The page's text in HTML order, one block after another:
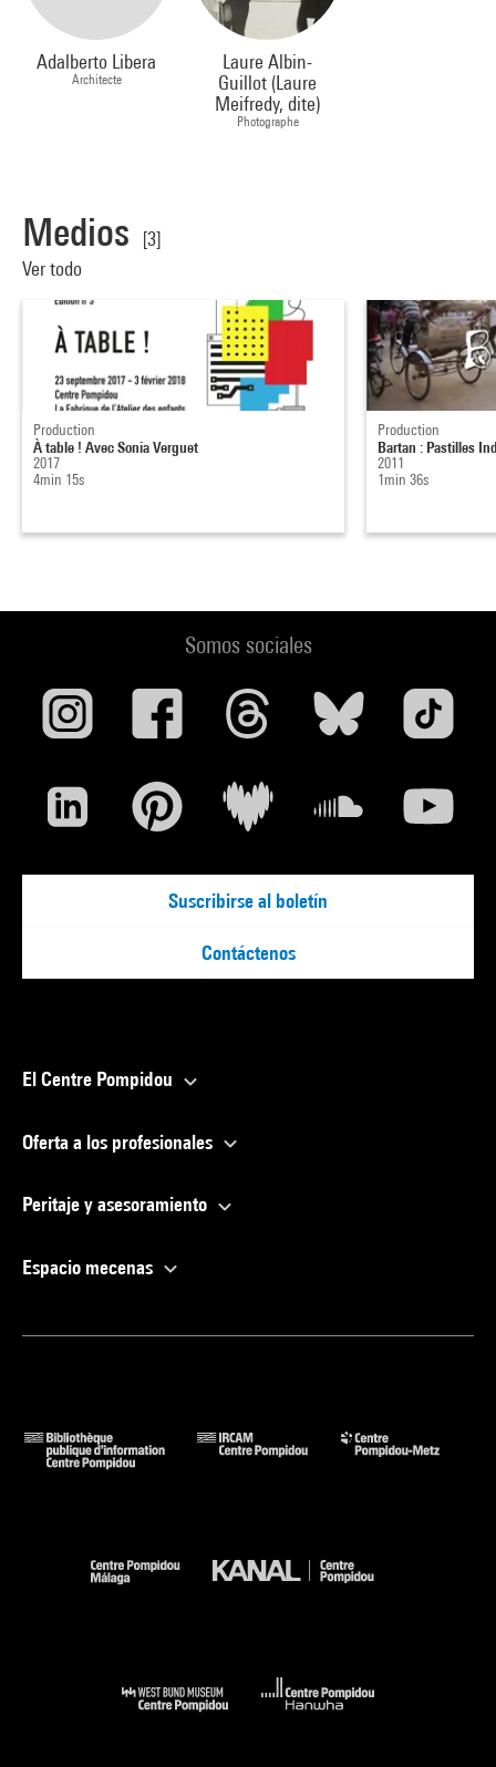
Adalberto Libera
Architecte
Laure Albin-
Guillot (Laure
Meifredy, dite)
Photographe
Medios
[3]
Ver todo
Production
À table ! Avec Sonia Verguet
2017
4min 15s
Production
Bartan : Pastilles
2011
1min 36s
Somos sociales
Suscribirse al boletín
Contáctenos
El Centre Pompidou
Oferta a los profesionales
Peritaje y asesoramiento
Espacio mecenas